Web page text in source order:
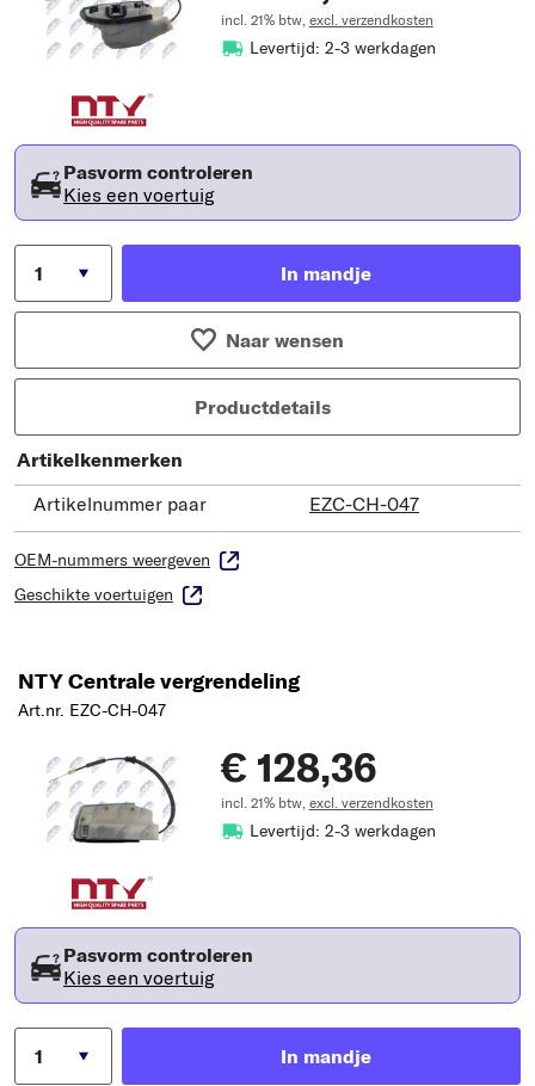
incl. 21% btw, excl. verzendkosten
Levertijd: 2-3 werkdagen
Pasvorm controleren
Kies een voertuig
In mandje
Naar wensen
Productdetails
Artikelkenmerken
Artikelnummer paar
EZC-CH-047
OEM-nummers weergeven
Geschikte voertuigen
NTY Centrale vergrendeling
Art.nr. EZC-CH-047
€ 128,36
incl. 21% btw, excl. verzendkosten
Levertijd: 2-3 werkdagen
Pasvorm controleren
Kies een voertuig
In mandje